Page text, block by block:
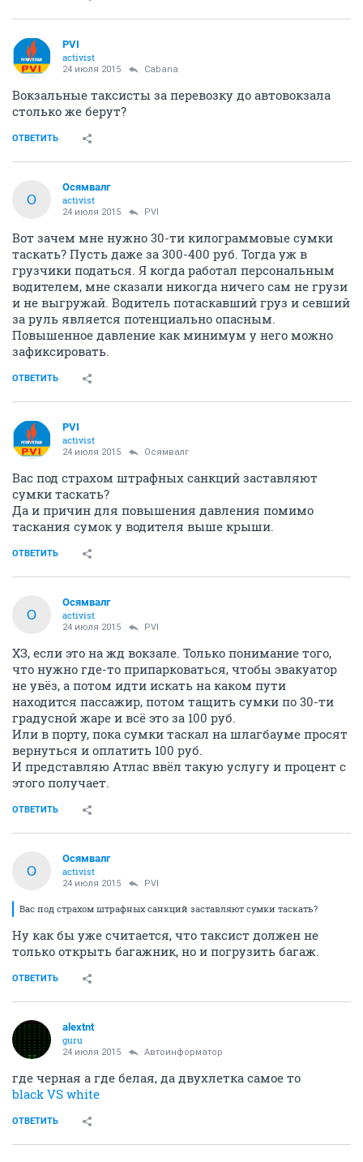
PVI
activist
24 июля 2015 Cabana
Вокзальные таксисты за перевозку до автовокзала
столько же берут?
ОТВЕТИТЬ
О
Осямвалг
activist
24 июля 2015 PVI
Вот зачем мне нужно 30-ти килограммовые сумки
таскать? Пусть даже за 300-400 руб. Тогда уж в
грузчики податься. Я когда работал персональным
водителем, мне сказали никогда ничего сам не грузи
и не выгружай. Водитель потаскавший груз и севший
за руль является потенциально опасным.
Повышенное давление как минимум у него можно
зафиксировать.
ОТВЕТИТЬ
PVI
activist
24 июля 2015 Осямвалг
Вас под страхом штрафных санкций заставляют
сумки таскать?
Да и причин для повышения давления помимо
таскания сумок у водителя выше крыши.
ОТВЕТИТЬ
О
Осямвалг
activist
24 июля 2015 PVI
ХЗ, если это на жд вокзале. Только понимание того,
что нужно где-то припарковаться, чтобы эвакуатор
не увёз, а потом идти искать на каком пути
находится пассажир, потом тащить сумки по 30-ти
градусной жаре и всё это за 100 руб.
Или в порту, пока сумки таскал на шлагбауме просят
вернуться и оплатить 100 руб.
И представляю Атлас ввёл такую услугу и процент с
этого получает.
ОТВЕТИТЬ
О
Осямвалг
activist
24 июля 2015 PVI
Вас под страхом штрафных санкций заставляют сумки таскать?
Ну как бы уже считается, что таксист должен не
только открыть багажник, но и погрузить багаж.
ОТВЕТИТЬ
alextnt
guru
24 июля 2015 Автоинформатор
где черная а где белая, да двухлетка самое то
black VS white
ОТВЕТИТЬ